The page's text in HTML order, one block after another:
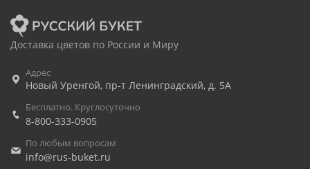
Доставка цветов по России и Миру
Адрес
Новый Уренгой, пр-т Ленинградский, д. 5А
Бесплатно. Круглосуточно
8-800-333-0905
По любым вопросам
info@rus-buket.ru